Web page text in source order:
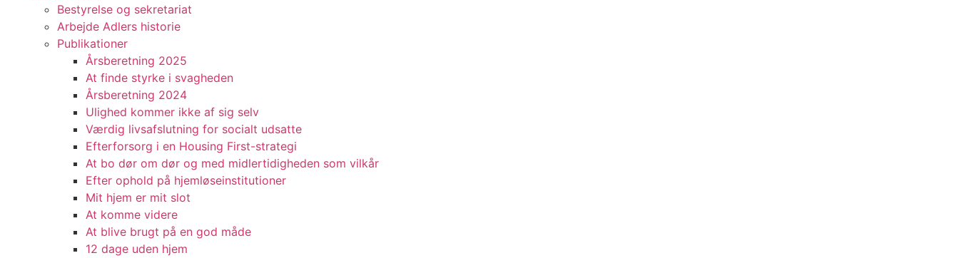
Bestyrelse og sekretariat
Arbejde Adlers historie
Publikationer
Årsberetning 2025
At finde styrke i svagheden
Årsberetning 2024
Ulighed kommer ikke af sig selv
Værdig livsafslutning for socialt udsatte
Efterforsorg i en Housing First-strategi
At bo dør om dør og med midlertidigheden som vilkår
Efter ophold på hjemløseinstitutioner
Mit hjem er mit slot
At komme videre
At blive brugt på en god måde
12 dage uden hjem